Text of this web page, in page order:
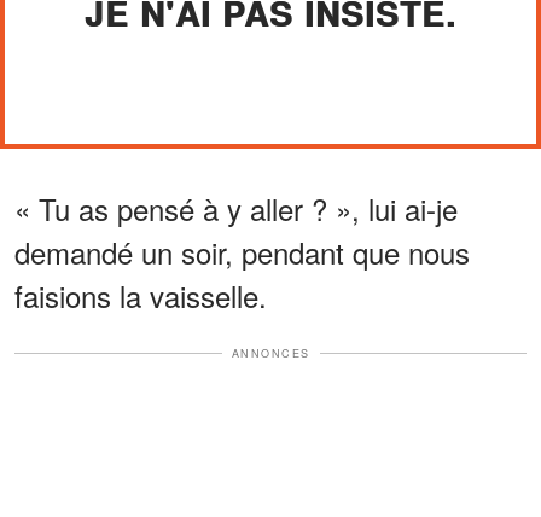
JE N'AI PAS INSISTÉ.
« Tu as pensé à y aller ? », lui ai-je
demandé un soir, pendant que nous
faisions la vaisselle.
ANNONCES